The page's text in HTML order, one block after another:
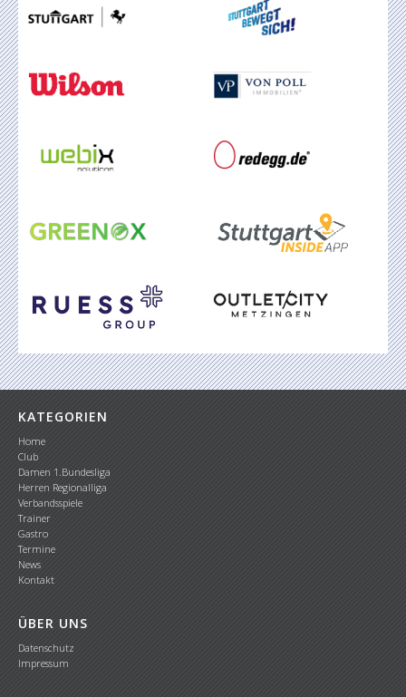
KATEGORIEN
Home
Club
Damen 1.Bundesliga
Herren Regionalliga
Verbandsspiele
Trainer
Gastro
Termine
News
Kontakt
ÜBER UNS
Datenschutz
Impressum